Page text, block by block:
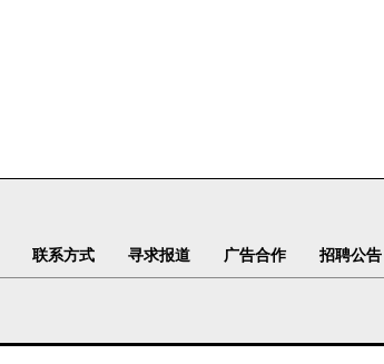
联系方式 寻求报道 广告合作 招聘公告